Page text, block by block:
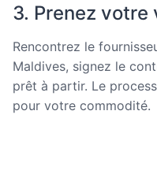
3. Prenez votre
Rencontrez le
Maldives, signez le
prêt à partir. Le
pour votre commodité.